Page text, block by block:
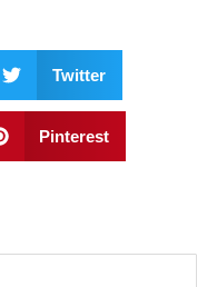
Twitter
Pinterest